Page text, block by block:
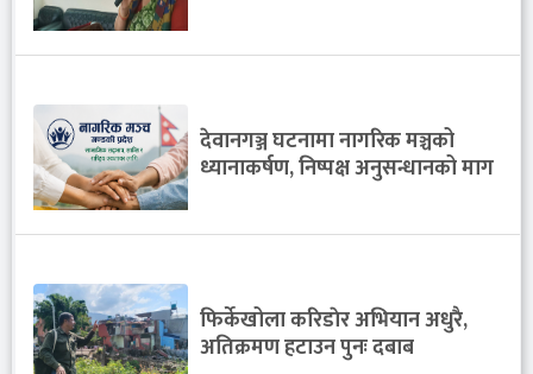
देवानगञ्ज घटनामा नागरिक मञ्चको
ध्यानाकर्षण, निष्पक्ष अनुसन्धानको माग
फिर्केखोला करिडाेर अभियान अधुरै,
अतिक्रमण हटाउन पुनः दबाब